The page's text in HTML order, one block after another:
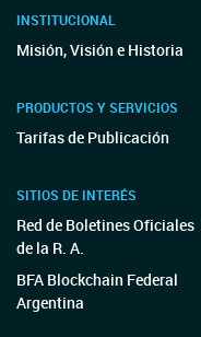
INSTITUCIONAL
Misión, Visión e Historia
PRODUCTOS Y SERVICIOS
Tarifas de Publicación
SITIOS DE INTERÉS
Red de Boletines Oficiales
de la R. A.
BFA Blockchain Federal
Argentina